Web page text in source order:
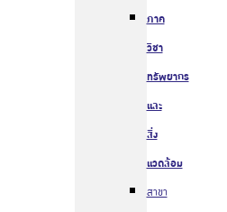
ภาค
วิชา
ทรัพยากร
และ
สิ่ง
แวดล้อม
สาขา